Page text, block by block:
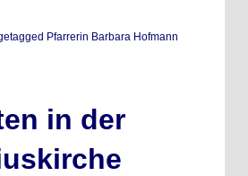
Pfarrerin Barbara Hofmann
in der